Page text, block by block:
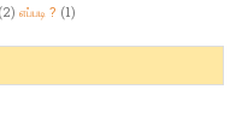
(2) எப்படி ? (1)